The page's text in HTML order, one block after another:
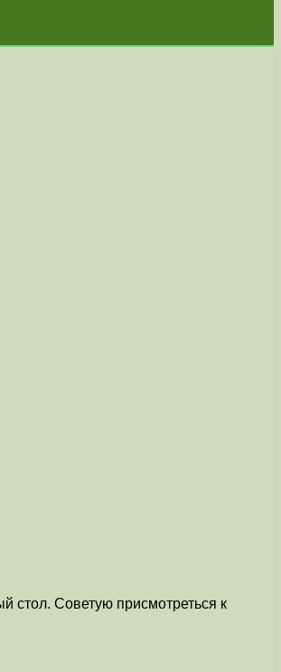
стол. Советую присмотреться к